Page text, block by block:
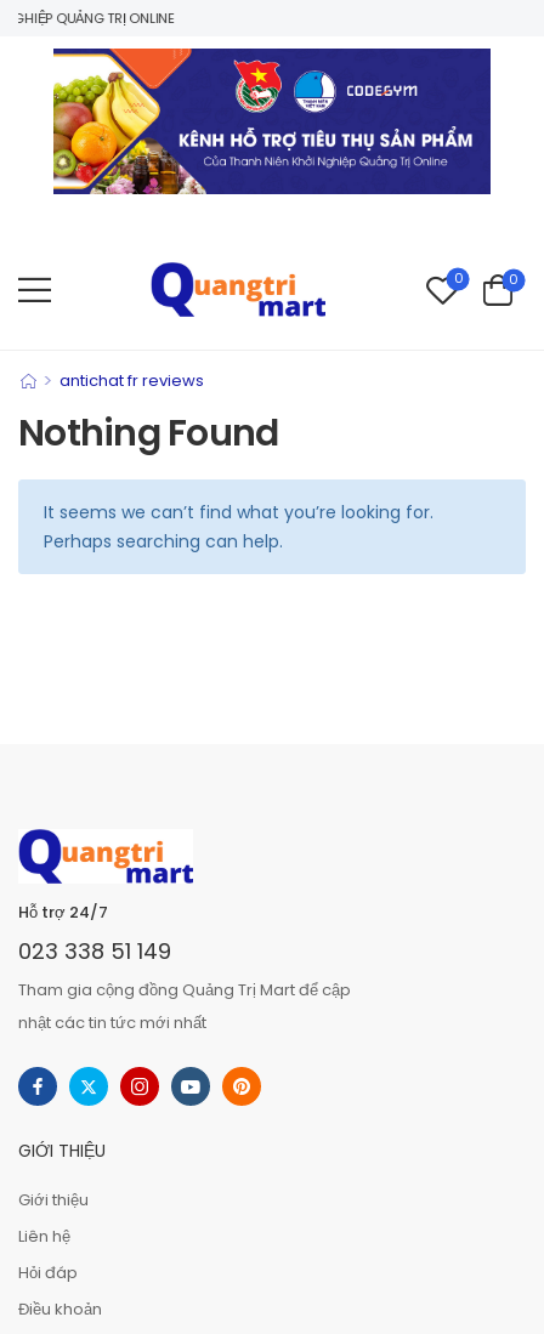
QUẢNG TRỊ ONLINE
0 0
> antichat fr reviews
Nothing Found
It seems we can’t find what you’re looking for.
Perhaps searching can help.
Hỗ trợ 24/7
023 338 51 149
Tham gia cộng đồng Quảng Trị Mart để cập
nhật các tin tức mới nhất
GIỚI THIỆU
Giới thiệu
Liên hệ
Hỏi đáp
Điều khoản